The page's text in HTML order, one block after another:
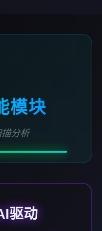
模块
分析
驱动